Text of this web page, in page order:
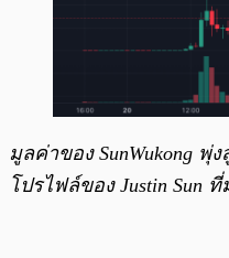
มูลค่าของ SunWukong พุ่
โปรไฟล์ของ Justin Sun ที่